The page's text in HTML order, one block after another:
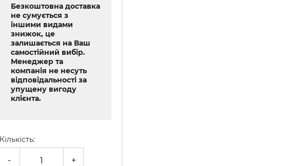
Безкоштовна доставка
не сумується з
іншими видами
знижок, це
залишається на Ваш
самостійний вибір.
Менеджер та
компанія не несуть
відповідальності за
упущену вигоду
клієнта.
Кількість:
- +